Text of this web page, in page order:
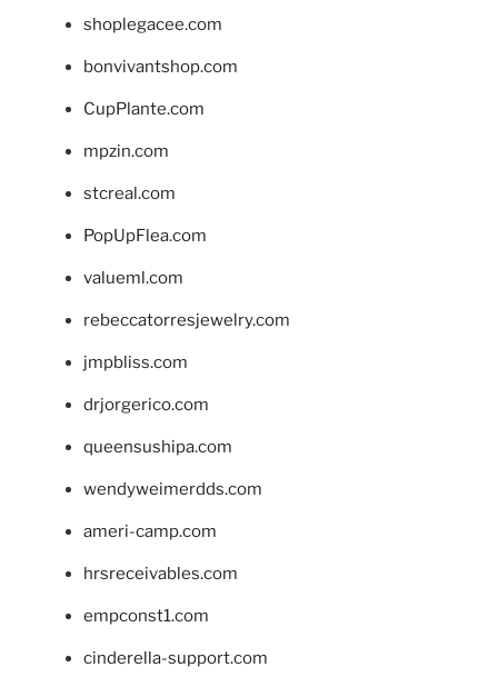
shoplegacee.com
bonvivantshop.com
CupPlante.com
mpzin.com
stcreal.com
PopUpFlea.com
valueml.com
rebeccatorresjewelry.com
jmpbliss.com
drjorgerico.com
queensushipa.com
wendyweimerdds.com
ameri-camp.com
hrsreceivables.com
empconst1.com
cinderella-support.com